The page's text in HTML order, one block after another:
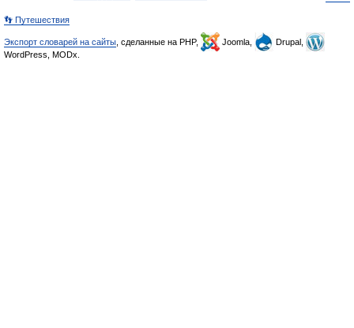
👣 Путешествия
Экспорт словарей на сайты , сделанные на PHP, Joomla,
Drupal,
WordPress, MODx.